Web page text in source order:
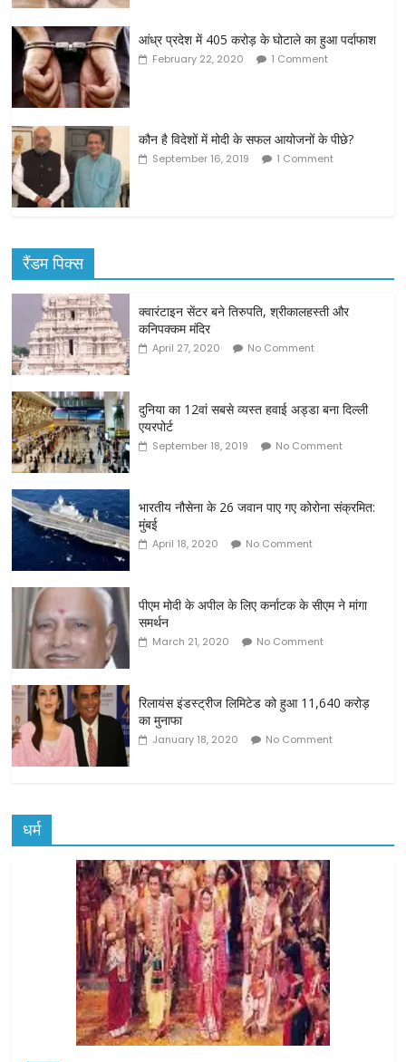
आंध्र प्रदेश में 405 करोड़ के घोटाले का हुआ पर्दाफाश
February 22, 2020 1 Comment
कौन है विदेशों में मोदी के सफल आयोजनों के पीछे?
September 16, 2019 1 Comment
रैंडम पिक्स
क्वारंटाइन सेंटर बने तिरुपति, श्रीकालहस्ती और
कनिपक्कम मंदिर
April 27, 2020 No Comment
दुनिया का 12वां सबसे व्यस्त हवाई अड्डा बना दिल्ली
एयरपोर्ट
September 18, 2019 No Comment
भारतीय नौसेना के 26 जवान पाए गए कोरोना संक्रमित:
मुंबई
April 18, 2020 No Comment
पीएम मोदी के अपील के लिए कर्नाटक के सीएम ने मांगा
समर्थन
March 21, 2020 No Comment
रिलायंस इंडस्ट्रीज लिमिटेड को हुआ 11,640 करोड़
का मुनाफा
January 18, 2020 No Comment
धर्म